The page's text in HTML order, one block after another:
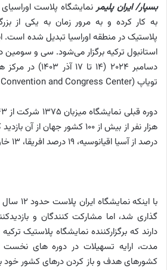
بسپار/ ایران پلیمر
به کار کرده و به مرور زمان به یکی از
پلاستیک در منطقه اوراسیا تبدیل شده است.
دسامبر ۲۰۲۴ (۱۴
تویاپ (Tüyap Fair Convention and Congress Center) برگزار شد.
درصد از آسیا اقیانوسیه، 19 درصد افریقا، 13 خاورمیانه و … بودند).
با اینکه
گذاری شد، اما مشارکت کنندگان و
دارند که برگزارکننده نمایشگاه پلاستیک
مدت، ارایه تسهیلات در دوره های نخست
کشورهای هدف و باز کردن درهای کشور خود